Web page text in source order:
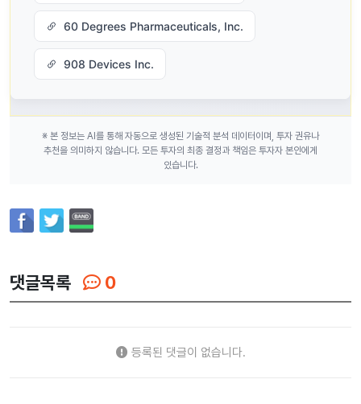
60 Degrees Pharmaceuticals, Inc.
908 Devices Inc.
※ 본 정보는 AI를 통해 자동으로 생성된 기술적 분석 데이터이며, 투자 권유나
추천을 의미하지 않습니다. 모든 투자의 최종 결정과 책임은 투자자 본인에게
있습니다.
댓글목록 0
등록된 댓글이 없습니다.